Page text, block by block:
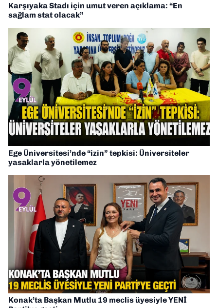
Karşıyaka Stadı için umut veren açıklama: “En
sağlam stat olacak”
Ege Üniversitesi’nde “izin” tepkisi: Üniversiteler
yasaklarla yönetilemez
Konak’ta Başkan Mutlu 19 meclis üyesiyle YENİ